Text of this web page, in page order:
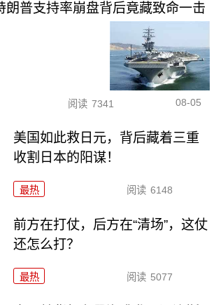
朗普支持率崩盘背后竟藏致命一击
阅读 7341 08-05
美国如此救日元，背后藏着三重
收割日本的阳谋！
最热 阅读 6148
前方在打仗，后方在“清场”，这仗
还怎么打？
最热 阅读 5077